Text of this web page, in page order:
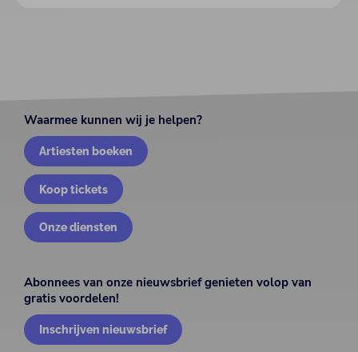
Waarmee kunnen wij je helpen?
Artiesten boeken
Koop tickets
Onze diensten
Abonnees van onze nieuwsbrief genieten volop van
gratis voordelen!
Inschrijven nieuwsbrief